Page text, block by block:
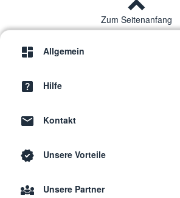
Zum Seitenanfang
Allgemein
Hilfe
Kontakt
Unsere Vorteile
Unsere Partner